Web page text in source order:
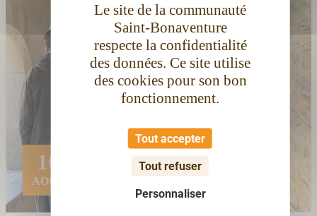
Le site de la communauté
Saint-Bonaventure
respecte la confidentialité
des données. Ce site utilise
des cookies pour son bon
fonctionnement.
Tout accepter
Tout refuser
Personnaliser
10
AOÛT